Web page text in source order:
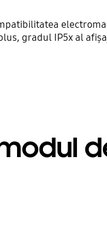
gradul IP5x al